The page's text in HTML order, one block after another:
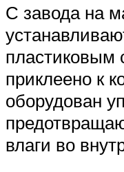
С завода на
пластиковым
приклеено к
оборудован
влаги во